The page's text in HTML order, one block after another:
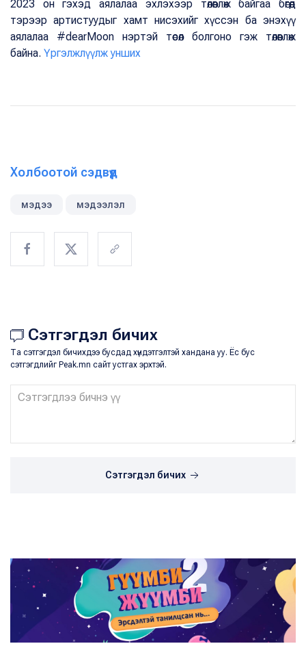
2023 он гэхэд аялалаа эхлэхээр төлөвлөж байгаа бөгөөд
тэрээр артистуудыг хамт нисэхийг хүссэн ба энэхүү
аялалаа #dearMoon нэртэй төсөл болгоно гэж төлөвлөж
байна. Үргэлжлүүлж унших
Холбоотой сэдвүүд
мэдээ мэдээлэл
Сэтгэгдэл бичих
Та сэтгэгдэл бичихдээ бусдад хүндэтгэлтэй хандана уу. Ёс бус
сэтгэгдлийг Peak.mn сайт устгах эрхтэй.
Сэтгэгдэл бичих